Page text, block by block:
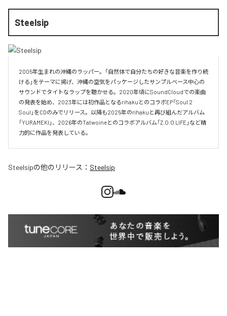
Steelsip
2005年生まれの沖縄のラッパー。「自然体で自分たちの好きな音楽を作り続
ける」をテーマに掲げ、沖縄の空気をパッケージしたサンプルベース中心の
サウンドでタイトなラップを聴かせる。2020年頃にSoundCloudでの楽曲
の発表を始め、2023年には初作品となるrihakuとのコラボEP「Soul 2
Soul」をCDのみでリリース。以降も2025年のrihakuと再び組んだアルバム
「YURAMEKI」、2026年のTatwoineとのコラボアルバム「Z.O.O LIFE」など精
力的に作品を発表している。
Steelsipの他のリリース： Steelsip